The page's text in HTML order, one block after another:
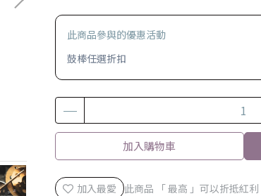
此商品參與的優惠活動
鼓棒任選折扣
加入購物車
加入最愛 此商品 「 最高 」可以折抵紅利